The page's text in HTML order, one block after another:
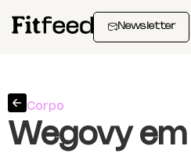
Newsletter
Corpo
Wegovy em